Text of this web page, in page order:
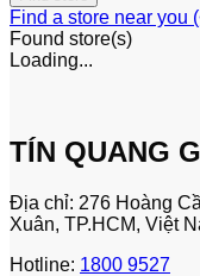
Find a store near you
Found store(s)
Loading...
TÍN QUANG
Địa chỉ: 276 Hoàng
Xuân, TP.HCM, Việt
Hotline: 1800 9527